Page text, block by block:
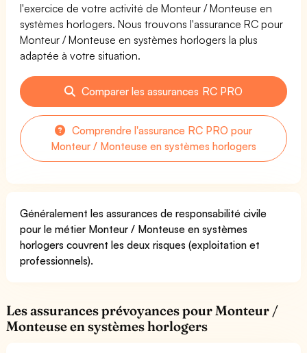
l'exercice de votre activité de Monteur / Monteuse en
systèmes horlogers. Nous trouvons l'assurance RC pour
Monteur / Monteuse en systèmes horlogers la plus
adaptée à votre situation.
Comparer les assurances RC PRO
Comprendre l'assurance RC PRO pour
Monteur / Monteuse en systèmes horlogers
Généralement les assurances de responsabilité civile
pour le métier Monteur / Monteuse en systèmes
horlogers couvrent les deux risques (exploitation et
professionnels).
Les assurances prévoyances pour Monteur /
Monteuse en systèmes horlogers